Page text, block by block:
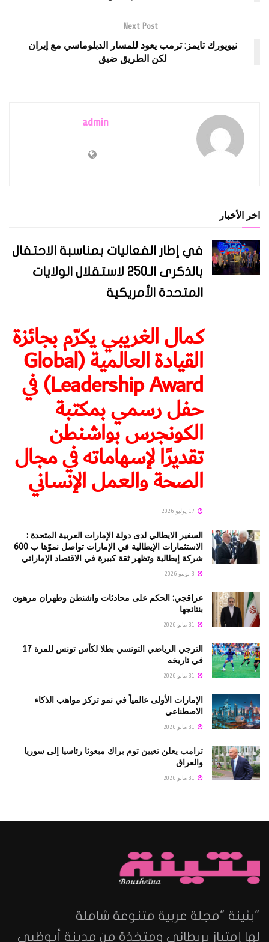
Next Post
نيويورك تايمز: ترمب يعود للمسار الدبلوماسي مع إيران
لكن الطريق ضيق
admin
اخر الأخبار
في إطار الفعاليات بمناسبة الاحتفال
بالذكرى الـ250 لاستقلال الولايات
المتحدة الأمريكية
كمال الغريبي يكرّم بجائزة
القيادة العالمية (Global
Leadership Award) في
حفل رسمي بمكتبة
الكونجرس بواشنطن
تقديرًا لإسهاماته في مجال
الصحة والعمل الإنساني
السفير الايطالي لدى دولة الإمارات العربية المتحدة :
الاستثمارات الإيطالية في الإمارات تواصل نموّها ب 600
شركة إيطالية وتظهر ثقة كبيرة في الاقتصاد الإماراتي
عراقجي: الحكم على محادثات واشنطن وطهران مرهون
بنتائجها
الترجي الرياضي التونسي بطلا لكأس تونس للمرة 17
في تاريخه
الإمارات الأولى عالمياً في نمو تركز مواهب الذكاء
الاصطناعي
ترامب يعلن تعيين توم براك مبعوثا رئاسيا إلى سوريا
والعراق
"بثينة "مجلة عربية متنوعة شاملة
لها إمتياز بريطاني ومتخذة من مدينة أبوظبي